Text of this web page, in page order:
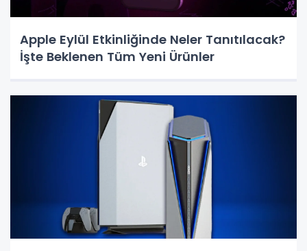
Apple Eylül Etkinliğinde Neler Tanıtılacak?
İşte Beklenen Tüm Yeni Ürünler